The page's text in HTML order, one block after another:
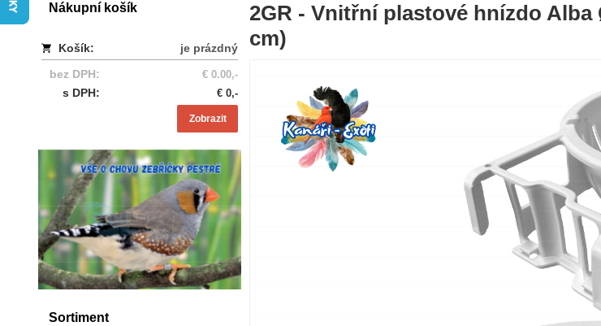
Nákupní košík
Košík:
je prázdný
bez DPH:
€ 0.00,-
s DPH: € 0,-
Zobrazit
Sortiment
2GR - Vnitřní plastové hnízdo Alba
cm)